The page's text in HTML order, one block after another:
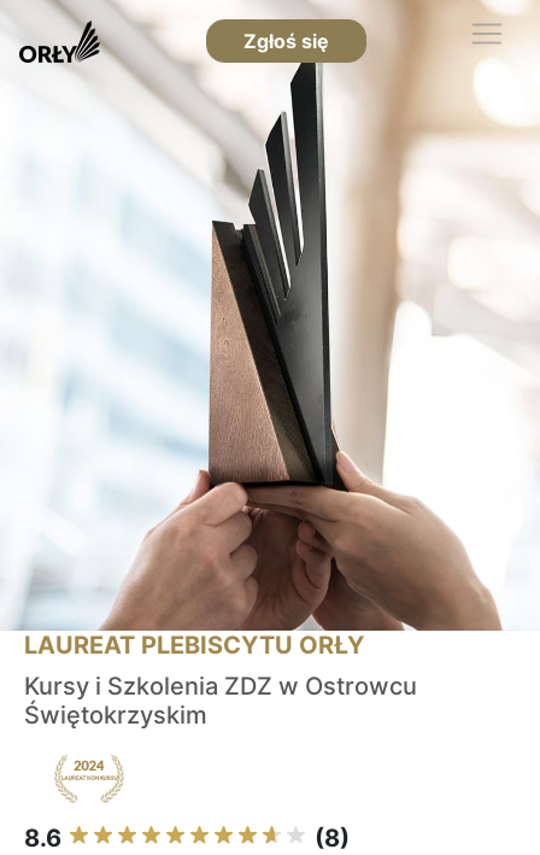
Zgłoś się
LAUREAT PLEBISCYTU ORŁY
Kursy i Szkolenia ZDZ w Ostrowcu
Świętokrzyskim
8.6 (8)